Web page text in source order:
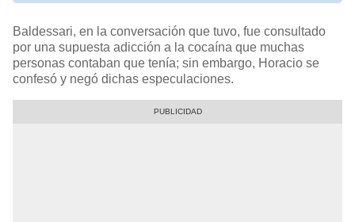
Baldessari, en la conversación que tuvo, fue consultado
por una supuesta adicción a la cocaína que muchas
personas contaban que tenía; sin embargo, Horacio se
confesó y negó dichas especulaciones.